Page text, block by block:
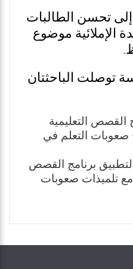
تحسن الطالبات
الإملائية موضوع
توصلت الباحثتان
القصص التعليمية
صعوبات التعلم في
لتطبيق برنامج القصص
مع تلميذات صعوبات